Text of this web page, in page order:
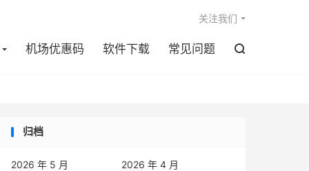
机场优惠码 软件下载 常见问题 
关注我们
归档
2026 年 5 月
2026 年 4 月